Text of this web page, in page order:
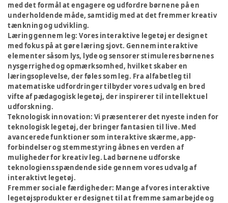
med det formål at engagere og udfordre børnene på en
underholdende måde, samtidig med at det fremmer kreativ
tænkning og udvikling.
Læring gennem leg: Vores interaktive legetøj er designet
med fokus på at gøre læring sjovt. Gennem interaktive
elementer såsom lys, lyde og sensorer stimuleres børnenes
nysgerrighed og opmærksomhed, hvilket skaber en
læringsoplevelse, der føles som leg. Fra alfabetleg til
matematiske udfordringer tilbyder vores udvalg en bred
vifte af pædagogisk legetøj, der inspirerer til intellektuel
udforskning.
Teknologisk innovation: Vi præsenterer det nyeste inden for
teknologisk legetøj, der bringer fantasien til live. Med
avancerede funktioner som interaktive skærme, app-
forbindelser og stemmestyring åbnes en verden af
muligheder for kreativ leg. Lad børnene udforske
teknologiens spændende side gennem vores udvalg af
interaktivt legetøj.
Fremmer sociale færdigheder: Mange af vores interaktive
legetøjsprodukter er designet til at fremme samarbejde og